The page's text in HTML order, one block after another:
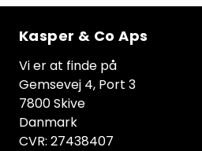
Kasper & Co Aps
Vi er at finde på
Gemsevej 4, Port 3
7800 Skive
Danmark
CVR: 27438407